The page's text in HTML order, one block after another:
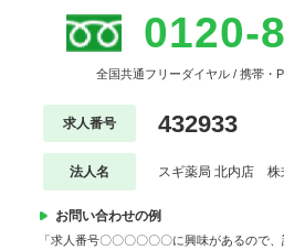
0120-
全国共通フリーダイヤル / 携帯・
求人番号 432933
法人名 スギ薬局 北内店 株
お問い合わせの例
「求人番号〇〇〇〇〇〇に興味があるので